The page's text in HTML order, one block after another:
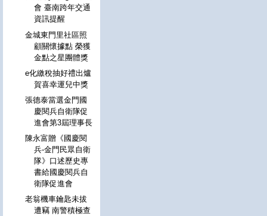
會 臺南跨年交通
資訊提醒
金城東門里社區照
顧關懷據點 榮獲
金點之星團體獎
e化繳稅抽好禮出爐
賀喜幸運兒中獎
張德泰當選金門國
慶閱兵自衛隊促
進會第3屆理事長
陳永富贈《國慶閱
兵-金門民眾自衛
隊》口述歷史專
書給國慶閱兵自
衛隊促進會
老翁機車鑰匙未拔
遭竊 南警積極查